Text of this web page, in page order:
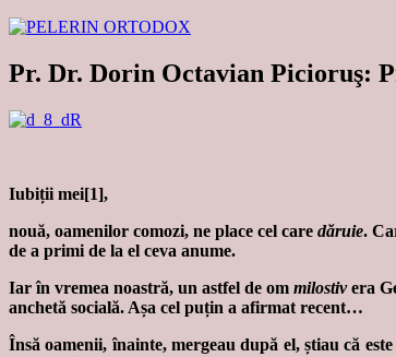
Pr. Dr. Dorin Octavian Picioruş:
Iubiții mei[1],
nouă, oamenilor comozi, ne place cel care dăruie.
de a primi de la el ceva anume.
Iar în vremea noastră, un astfel de ommilostivera
anchetă socială. Așa cel puțin a afirmat recent…
Însă oamenii, înainte, mergeau după el, știau că